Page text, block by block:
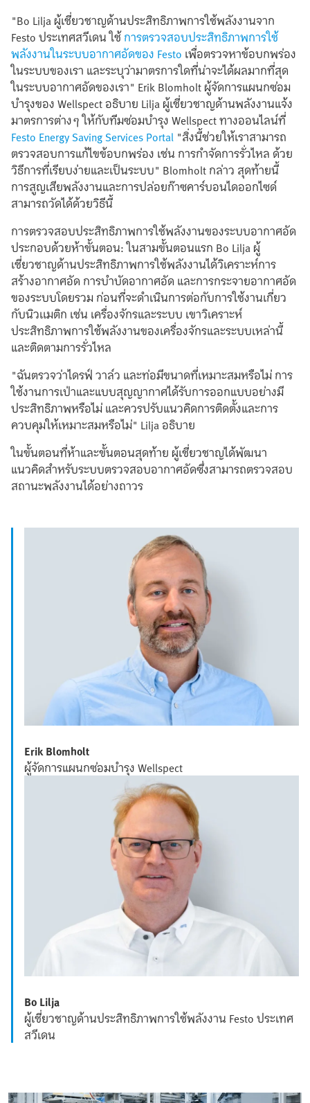
"Bo Lilja ผู้เชี่ยวชาญด้านประสิทธิภาพการใช้พลังงานจาก
Festo ประเทศสวีเดน ใช้การตรวจสอบประสิทธิภาพการใช้
พลังงานในระบบอากาศอัดของ Festo เพื่อตรวจหาข้อบกพร่อง
ในระบบของเรา และระบุว่ามาตรการใดที่น่าจะได้ผลมากที่สุด
ในระบบอากาศอัดของเรา" Erik Blomholt ผู้จัดการแผนกซ่อม
บำรุงของ Wellspect อธิบาย Lilja ผู้เชี่ยวชาญด้านพลังงานแจ้ง
มาตรการต่างๆ ให้กับทีมซ่อมบำรุง Wellspect ทางออนไลน์ที่
Festo Energy Saving Services Portal "สิ่งนี้ช่วยให้เราสามารถ
ตรวจสอบการแก้ไขข้อบกพร่อง เช่น การกำจัดการรั่วไหล ด้วย
วิธีการที่เรียบง่ายและเป็นระบบ" Blomholt กล่าว สุดท้ายนี้
การสูญเสียพลังงานและการปล่อยก๊าซคาร์บอนไดออกไซด์
สามารถวัดได้ด้วยวิธีนี้
การตรวจสอบประสิทธิภาพการใช้พลังงานของระบบอากาศอัด
ประกอบด้วยห้าขั้นตอน: ในสามขั้นตอนแรก Bo Lilja ผู้
เชี่ยวชาญด้านประสิทธิภาพการใช้พลังงานได้วิเคราะห์การ
สร้างอากาศอัด การบำบัดอากาศอัด และการกระจายอากาศอัด
ของระบบโดยรวม ก่อนที่จะดำเนินการต่อกับการใช้งานเกี่ยว
กับนิวเเมติก เช่น เครื่องจักรและระบบ เขาวิเคราะห์
ประสิทธิภาพการใช้พลังงานของเครื่องจักรและระบบเหล่านี้
และติดตามการรั่วไหล
"ฉันตรวจว่าไดรฟ์ วาล์ว และท่อมีขนาดที่เหมาะสมหรือไม่ การ
ใช้งานการเป่าและแบบสุญญากาศได้รับการออกแบบอย่างมี
ประสิทธิภาพหรือไม่ และควรปรับแนวคิดการติดตั้งและการ
ควบคุมให้เหมาะสมหรือไม่" Lilja อธิบาย
ในขั้นตอนที่ห้าและขั้นตอนสุดท้าย ผู้เชี่ยวชาญได้พัฒนา
แนวคิดสำหรับระบบตรวจสอบอากาศอัดซึ่งสามารถตรวจสอบ
สถานะพลังงานได้อย่างถาวร
Erik Blomholt
ผู้จัดการแผนกซ่อมบำรุง Wellspect
Bo Lilja
ผู้เชี่ยวชาญด้านประสิทธิภาพการใช้พลังงาน Festo ประเทศ
สวีเดน